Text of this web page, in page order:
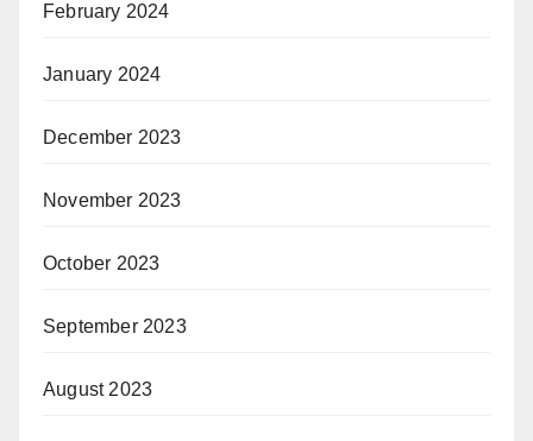
February 2024
January 2024
December 2023
November 2023
October 2023
September 2023
August 2023